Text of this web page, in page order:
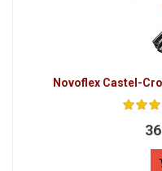
Novoflex Castel-